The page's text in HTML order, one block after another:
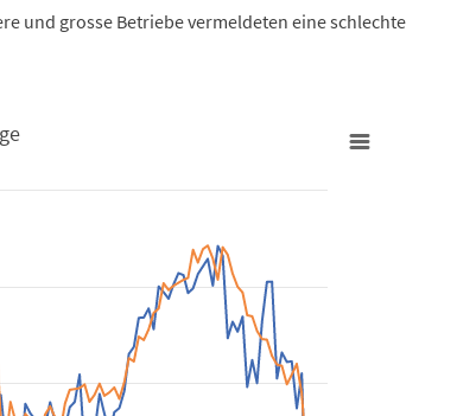
und grosse Betriebe vermeldeten eine schlechte
2009-12-01 00:00:00 to 2020-06-01 00:00:00.
-32.79 to 28.58.